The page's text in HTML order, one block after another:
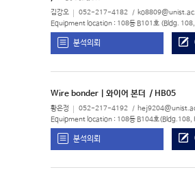
김강오 052-217-4182
Equipment location : 108동 B101호 (Bldg.
분석의뢰
Wire bonder | 와이어 본더 / HB05
황은정 052-217-4192
Equipment location : 108동 B104호(Bldg.108,
분석의뢰